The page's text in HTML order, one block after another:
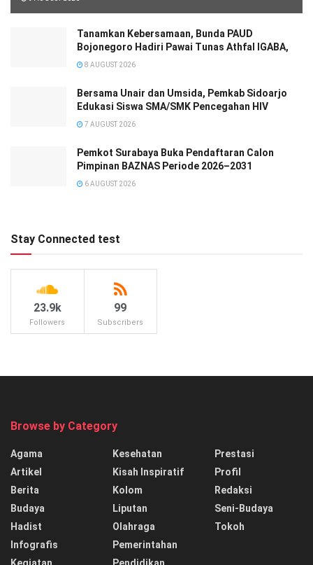
Tanamkan Kebersamaan, Bunda PAUD
Bojonegoro Hadiri Pawai Tunas Athfal IGABA,
8 AUGUST 2026
Bersama Unair dan Umsida, Pemkab Sidoarjo
Edukasi Siswa SMA/SMK Pencegahan HIV
7 AUGUST 2026
Pemkot Surabaya Buka Pendaftaran Calon
Pimpinan BAZNAS Periode 2026–2031
6 AUGUST 2026
Stay Connected test
23.9k
Followers
99
Subscribers
Browse by Category
Agama
Artikel
Berita
Budaya
Hadist
Infografis
Kegiatan
Kesehatan
Kisah Inspiratif
Kolom
Liputan
Olahraga
Pemerintahan
Pendidikan
Prestasi
Profil
Redaksi
Seni-Budaya
Tokoh